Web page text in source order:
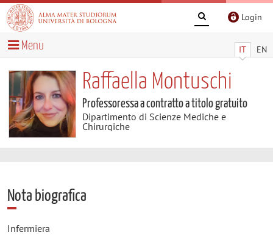
Login
IT EN
Menu
Raffaella Montuschi
Professoressa a contratto a titolo gratuito
Dipartimento di Scienze Mediche e
Chirurgiche
Nota biografica
Infermiera